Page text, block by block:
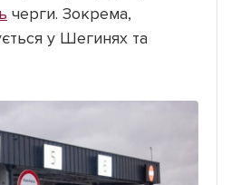
черги. Зокрема,
у Шегинях та